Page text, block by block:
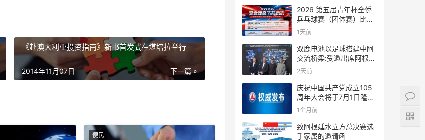
《赴澳大利亚投资指南》新书首发式在堪培拉举行
下一篇 »
2014年11月07日
便民
2026 第五届青年杯全侨
乒乓球赛（团体赛）比赛
规则
1天前
双鹿电池以足球搭建中阿
交流桥梁:受邀出席阿根廷
足协赞助商招待会！
2天前
庆祝中国共产党成立105
周年大会将于7月1日隆重
举行
1个月前
致阿根廷水立方总决赛选
手家属的邀请函